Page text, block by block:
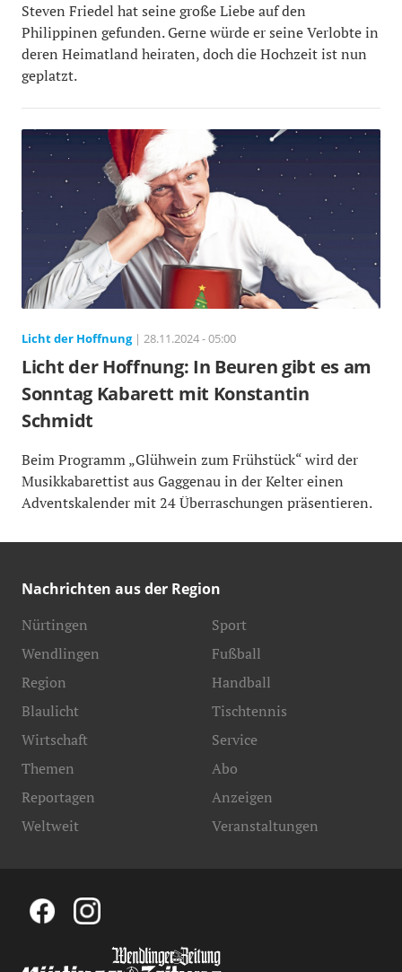
Steven Friedel hat seine große Liebe auf den
Philippinen gefunden. Gerne würde er seine Verlobte in
deren Heimatland heiraten, doch die Hochzeit ist nun
geplatzt.
Licht der Hoffnung| 28.11.2024 - 05:00
Licht der Hoffnung: In Beuren gibt es am
Sonntag Kabarett mit Konstantin
Schmidt
Beim Programm „Glühwein zum Frühstück“ wird der
Musikkabarettist aus Gaggenau in der Kelter einen
Adventskalender mit 24 Überraschungen präsentieren.
Nachrichten aus der Region
Nürtingen
Wendlingen
Region
Blaulicht
Sport
Fußball
Handball
Tischtennis
Wirtschaft
Themen
Reportagen
Weltweit
Service
Abo
Anzeigen
Veranstaltungen